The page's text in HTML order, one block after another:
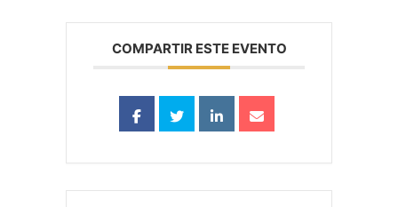
COMPARTIR ESTE EVENTO